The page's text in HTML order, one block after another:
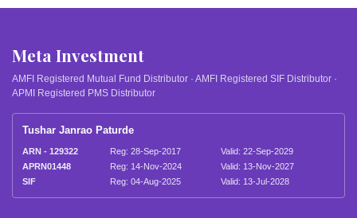
Meta Investment
AMFI Registered Mutual Fund Distributor · AMFI Registered SIF Distributor ·
APMI Registered PMS Distributor
Tushar Janrao Paturde
ARN - 129322 Reg: 28-Sep-2017
Valid: 22-Sep-2029
APRN01448
Reg: 14-Nov-2024
Valid: 13-Nov-2027
SIF
Reg: 04-Aug-2025 Valid: 13-Jul-2028